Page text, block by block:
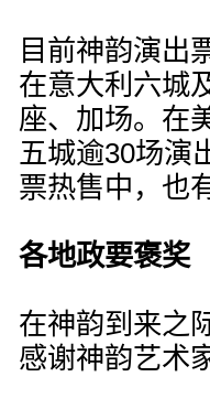
目前神韵演出
在意大利六城
座、加场。在
五城逾30场演
票热售中，也
各地政要褒奖
在神韵到来之
感谢神韵艺术